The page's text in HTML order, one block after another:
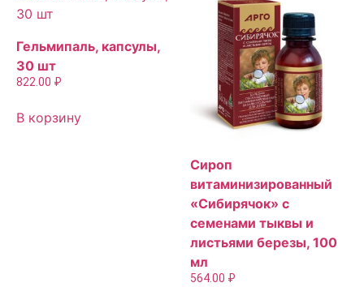
Гельмипаль, капсулы,
30 шт
822.00 ₽
В корзину
Сироп
витаминизированный
«Сибирячок» с
семенами тыквы и
листьями березы, 100
мл
564.00 ₽